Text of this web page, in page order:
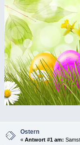
Ostern
« Antwort #1 am: